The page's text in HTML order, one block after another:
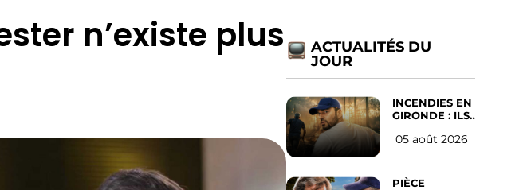
n’existe plus
ACTUALITÉS DU
JOUR
INCENDIES EN
GIRONDE : ILS
D’ABANDONNER
05 août 2026
PIÈCE